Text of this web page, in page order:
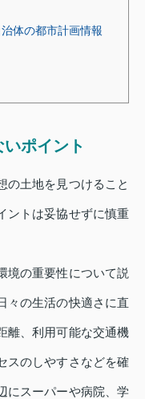
体の都市計画情報
ポイント
の土地を見つけること
ントは妥協せずに慎重
境の重要性について説
々の生活の快適さに直
離、利用可能な交通機
スのしやすさなどを確
にスーパーや病院、学